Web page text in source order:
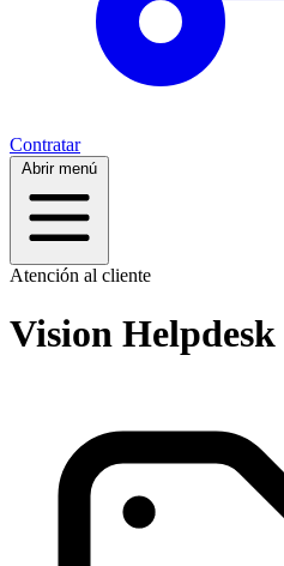
Contratar
Abrir menú
Atención al cliente
Vision Helpdesk